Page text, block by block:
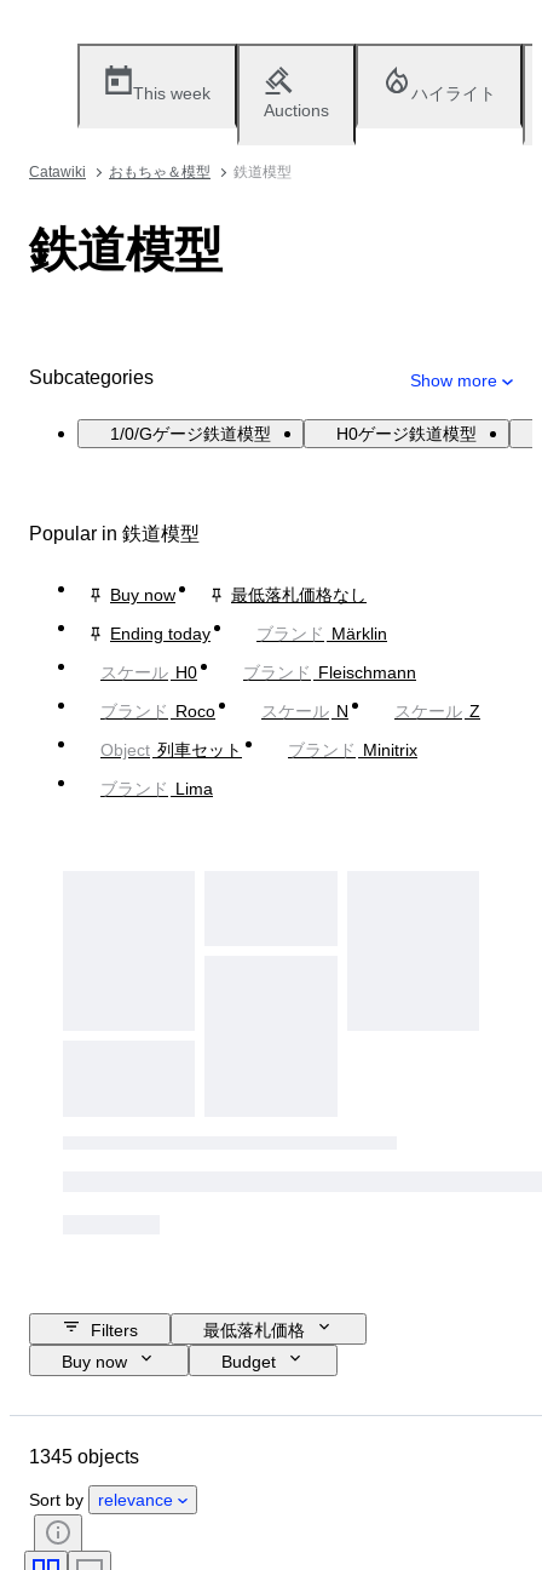
This week
Auctions
ハイライト
Catawiki おもちゃ＆模型 鉄道模型
鉄道模型
Subcategories Show more
1/0/Gゲージ鉄道模型 H0ゲージ鉄道模型
Popular in 鉄道模型
Buy now
最低落札価格なし
Ending today
ブランド Märklin
スケール H0 ブランド Fleischmann
ブランド Roco スケール N スケール Z
Object 列車セット ブランド Minitrix
ブランド Lima
Filters
最低落札価格
Buy now
Budget
Country of origin
コンディション
時代
カラー
コントロール
1345 objects
Sort by relevance